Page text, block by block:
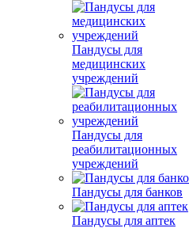
Пандусы для
медицинских
учреждений
Пандусы для
реабилитационных
учреждений
Пандусы для банков
Пандусы для аптек